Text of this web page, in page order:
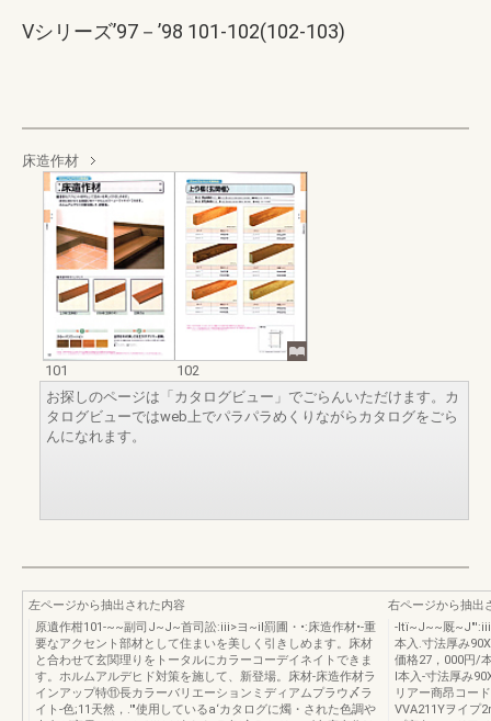
Vシリーズ’97－’98 101-102(102-103)
床造作材
101
102
お探しのページは「カタログビュー」でごらんいただけます。カ
タログビューではweb上でパラパラめくりながらカタログをごら
んになれます。
左ページから抽出された内容
原遺作柑101-~~副司J~J~首司訟:iii>ヨ~il罰圃・•:床造作材•-重
要なアクセント部材として住まいを美しく引きしめます。床材
と合わせて玄関理りをトータルにカラーコーデイネイトできま
す。ホルムアルデヒド対策を施して、新登場。床材-床造作材ラ
インアップ特⑪長カラーバリエーションミディアムプラウ〆ラ
イト-色;11天然，.'"使用しているa‘カタログに燭・された色調や
右ページから抽出
-Itï~J~~厩~J"':iii
本入.寸法厚み
価格27，000円/
l本入-寸法厚み
リアー商昂コー
VVA211Yヲイプ